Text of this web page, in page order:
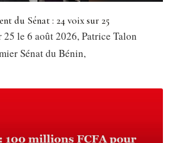
du Sénat : 24 voix sur 25
le 6 août 2026, Patrice Talon
Sénat du Bénin,